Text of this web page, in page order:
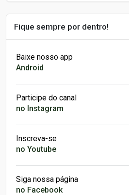
Fique sempre por dentro!
Baixe nosso app
Android
Participe do canal
no Instagram
Inscreva-se
no Youtube
Siga nossa página
no Facebook